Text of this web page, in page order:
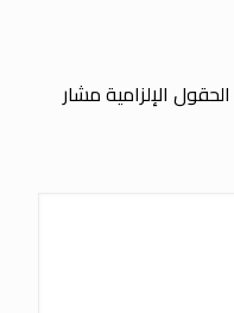
الحقول الإلزامية مشار